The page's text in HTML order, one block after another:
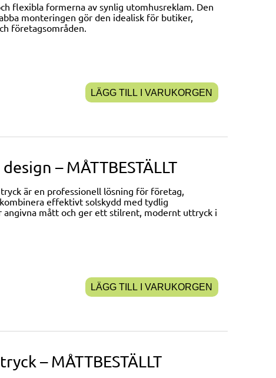
flexibla formerna av synlig utomhusreklam. Den
monteringen gör den idealisk för butiker,
företagsområden.
LÄGG TILL I VARUKORGEN
– MÅTTBESTÄLLT
är en professionell lösning för företag,
effektivt solskydd med tydlig
mått och ger ett stilrent, modernt uttryck i
LÄGG TILL I VARUKORGEN
– MÅTTBESTÄLLT